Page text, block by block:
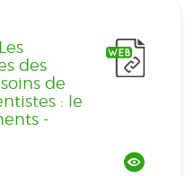
des
de
: le
-